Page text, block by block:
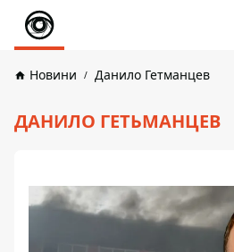
Новини Данило Гетманцев
ДАНИЛО ГЕТЬМАНЦЕВ